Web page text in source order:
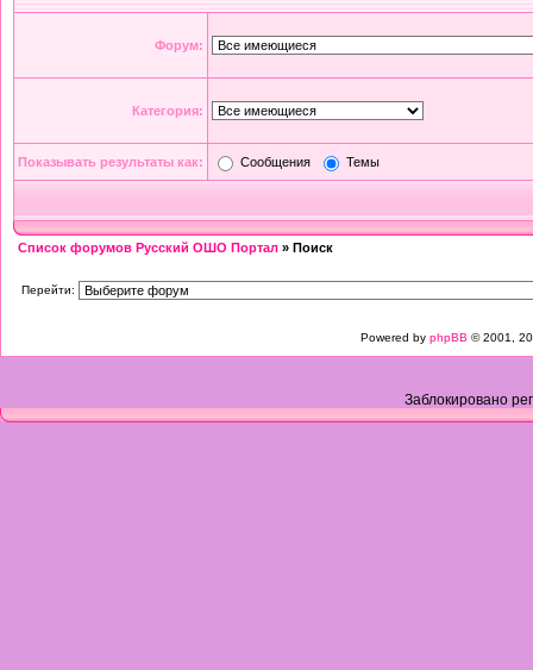
Форум:
Категория:
Показывать результаты как: Сообщения Темы
Список форумов Русский ОШО Портал » Поиск
Перейти:
Powered by phpBB © 2001,
Заблокировано